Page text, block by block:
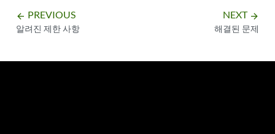
arrow_backward PREVIOUS
알려진 제한 사항
NEXT arrow_forward
해결된 문제